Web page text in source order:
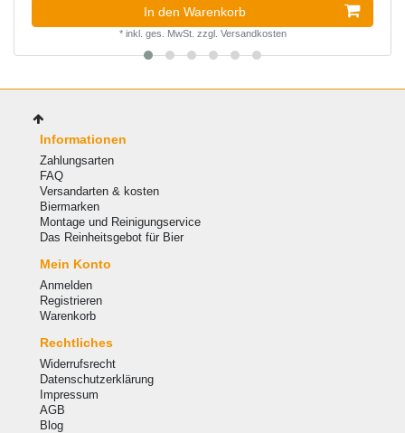
In den Warenkorb
* inkl. ges. MwSt. zzgl. Versandkosten
Informationen
Zahlungsarten
FAQ
Versandarten & kosten
Biermarken
Montage und Reinigungservice
Das Reinheitsgebot für Bier
Mein Konto
Anmelden
Registrieren
Warenkorb
Rechtliches
Widerrufsrecht
Datenschutzerklärung
Impressum
AGB
Blog